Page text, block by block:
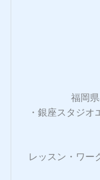
福岡
・銀座スタジ
レッスン・ワー